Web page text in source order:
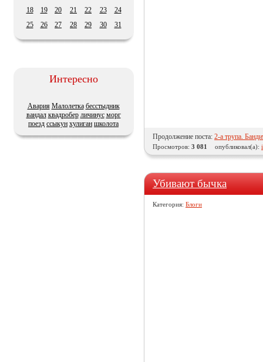
Продолжение поста: 2-а трупа.
Просмотров: 3 081 опубликовал(а):
Убивают бычка
Категория: Блоги
18
19 20 21 22 23
24
25
26 27 28 29 30 31
Интересно
Авария Малолетка бесстыдник
вандал квадробер личинус морг
поезд ссыкун хулиган школота